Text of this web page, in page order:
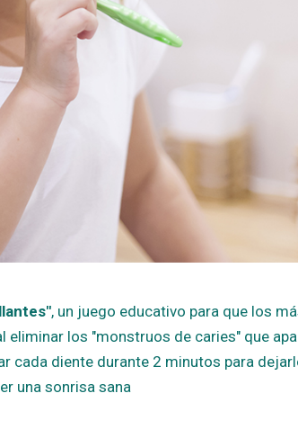
, un juego educativo para que los
los "monstruos de caries" que
cada diente durante 2 minutos para
una sonrisa sana